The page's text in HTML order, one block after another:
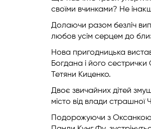
своїми вчинками? Не
Долаючи разом безліч
любов усім серцем до
Нова пригодницька
Богдана і його
Тетяни Киценко.
Двоє звичайних дітей
місто від влади страшної
Подорожуючи з Оксанкою